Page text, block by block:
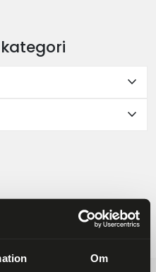
Om
expand_more
expand_more